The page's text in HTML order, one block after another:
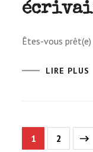
Êtes-vous prêt(e)
LIRE PLUS
Page
1 Page
2